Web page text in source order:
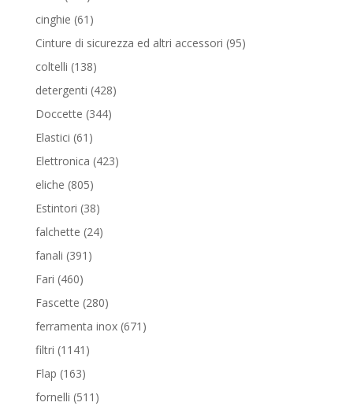
prodotti
cinghie 61 61
prodotti
Cinture di sicurezza ed altri accessori 9595
coltelli 138138
prodotti
detergenti 428428
Doccette 344344
Elastici 61 61
prodotti
Elettronica 423423
eliche 805805
prodotti
Estintori 3838
prodotti
falchette 2424
fanali 391 391
Fari 460460
prodotti
Fascette 280280
prodotti
ferramenta inox 671 671
filtri 1141 1141
Flap 163163
prodotti
fornelli 511 511